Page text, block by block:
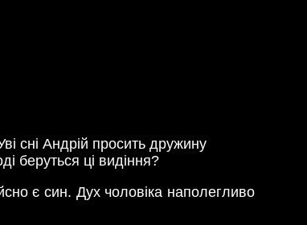
сні Андрій просить дружину
беруться ці видіння?
є син. Дух чоловіка наполегливо